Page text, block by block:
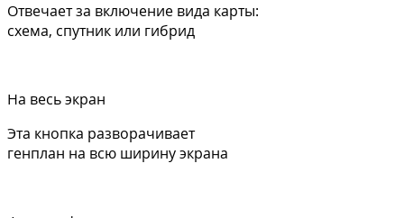
Отвечает за включение вида карты:
схема, спутник или гибрид
На весь экран
Эта кнопка разворачивает
генплан на всю ширину экрана